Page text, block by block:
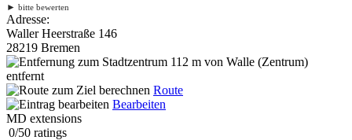
► bitte bewerten
Adresse:
Waller Heerstraße 146
28219 Bremen
112 m von Walle (Zentrum)
entfernt
Route
Bearbeiten
MD extensions
0/50 ratings